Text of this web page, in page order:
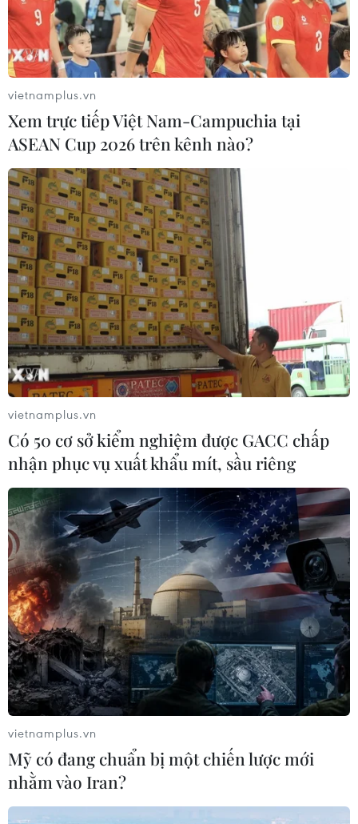
vietnamplus.vn
Xem trực tiếp Việt Nam-Campuchia tại
ASEAN Cup 2026 trên kênh nào?
vietnamplus.vn
Có 50 cơ sở kiểm nghiệm được GACC chấp
nhận phục vụ xuất khẩu mít, sầu riêng
vietnamplus.vn
Mỹ có đang chuẩn bị một chiến lược mới
nhằm vào Iran?